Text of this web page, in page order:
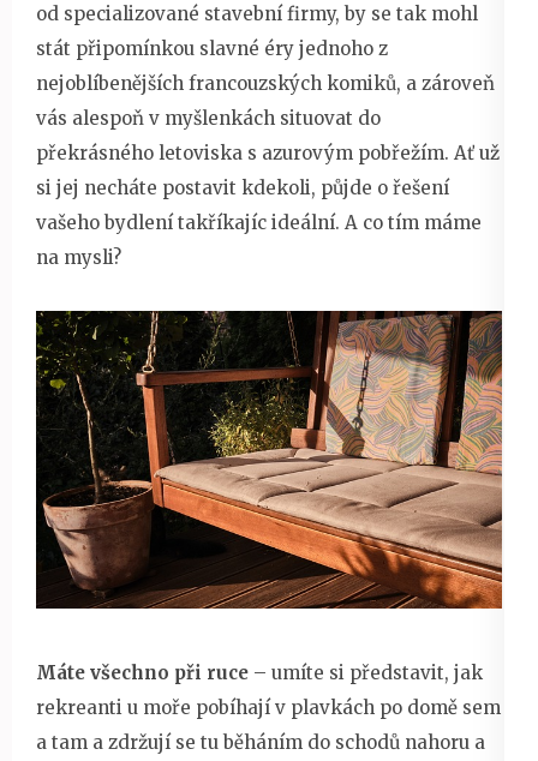
od specializované stavební firmy, by se tak mohl
stát připomínkou slavné éry jednoho z
nejoblíbenějších francouzských komiků, a zároveň
vás alespoň v myšlenkách situovat do
překrásného letoviska s azurovým pobřežím. Ať už
si jej necháte postavit kdekoli, půjde o řešení
vašeho bydlení takříkajíc ideální. A co tím máme
na mysli?
Máte všechno při ruce – umíte si představit, jak
rekreanti u moře pobíhají v plavkách po domě sem
a tam a zdržují se tu běháním do schodů nahoru a